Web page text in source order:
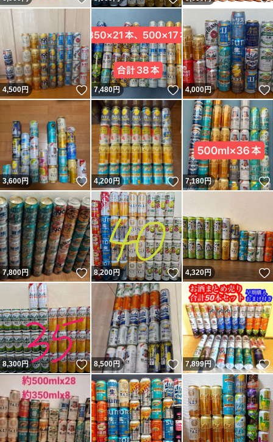
4,500円 いいね！
7,480円 いいね！
4,000円
3,600円 いいね！
4,200円 いいね！
7,180円
7,800円 いいね！
8,200円 いいね！
4,320円
8,300円 いいね！
8,500円 いいね！
7,899円